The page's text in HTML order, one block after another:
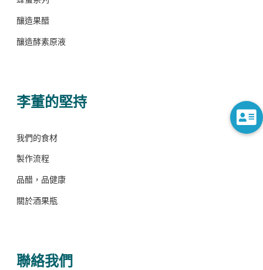
釀造果醋
釀造酵素原液
李董的堅持
我們的食材
製作流程
品醋，品健康
關於酒果瓶
聯絡我們